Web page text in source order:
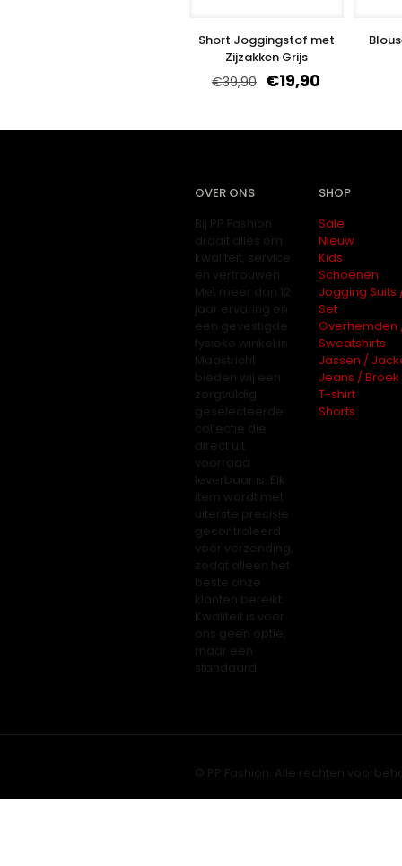
Short Joggingstof met
Zijzakken Grijs
€39,90 €19,90
OVER ONS
Bij PP Fashion
draait alles om
kwaliteit, service
en vertrouwen.
Met meer dan 12
jaar ervaring en
een gevestigde
fysieke winkel in
Maastricht
bieden wij een
zorgvuldig
geselecteerde
collectie die
direct uit
voorraad
leverbaar is. Elk
item wordt met
uiterste precisie
gecontroleerd
vóór verzending,
zodat alleen het
beste onze
klanten bereikt.
Kwaliteit is voor
ons geen optie,
maar een
standaard.
SHOP
Sale
Nieuw
Kids
Schoenen
Jogging Suits
Set
Overhemden
Sweatshirts
Jassen /
Jeans / Broek
T-shirt
Shorts
© PP Fashion. Alle rechten